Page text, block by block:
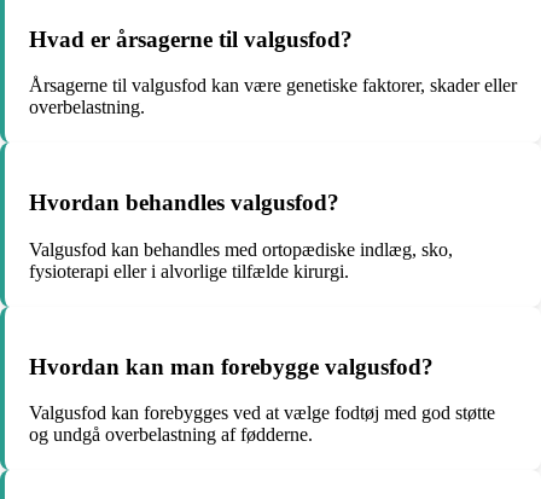
Hvad er årsagerne til valgusfod?
Årsagerne til valgusfod kan være genetiske faktorer, skader eller
overbelastning.
Hvordan behandles valgusfod?
Valgusfod kan behandles med ortopædiske indlæg, sko,
fysioterapi eller i alvorlige tilfælde kirurgi.
Hvordan kan man forebygge valgusfod?
Valgusfod kan forebygges ved at vælge fodtøj med god støtte
og undgå overbelastning af fødderne.